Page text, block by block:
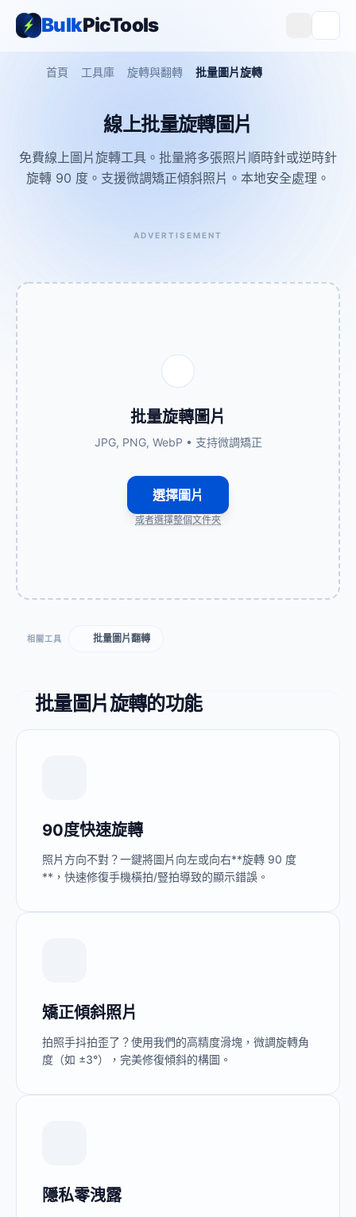
BulkPicTools
首頁 工具庫 旋轉與翻轉 批量圖片旋轉
線上批量旋轉圖片
免費線上圖片旋轉工具。批量將多張照片順時針或逆時針
旋轉 90 度。支援微調矯正傾斜照片。本地安全處理。
ADVERTISEMENT
批量旋轉圖片
JPG, PNG, WebP • 支持微調矯正
選擇圖片
或者選擇整個文件夾
相關工具 批量圖片翻轉
批量圖片旋轉的功能
90度快速旋轉
照片方向不對？一鍵將圖片向左或向右**旋轉 90 度
**，快速修復手機橫拍/豎拍導致的顯示錯誤。
矯正傾斜照片
拍照手抖拍歪了？使用我們的高精度滑塊，微調旋轉角
度（如 ±3°），完美修復傾斜的構圖。
隱私零洩露